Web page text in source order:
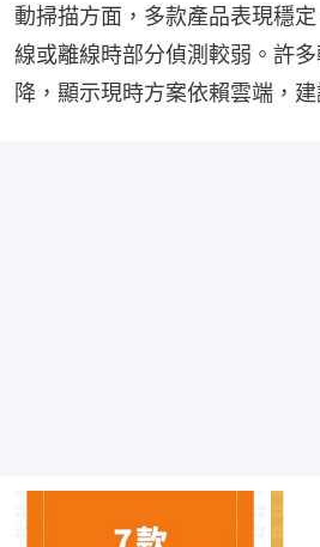
動掃描方面，多款產品表現穩
線或離線時部分偵測較弱。許
降，顯示現時方案依賴雲端，